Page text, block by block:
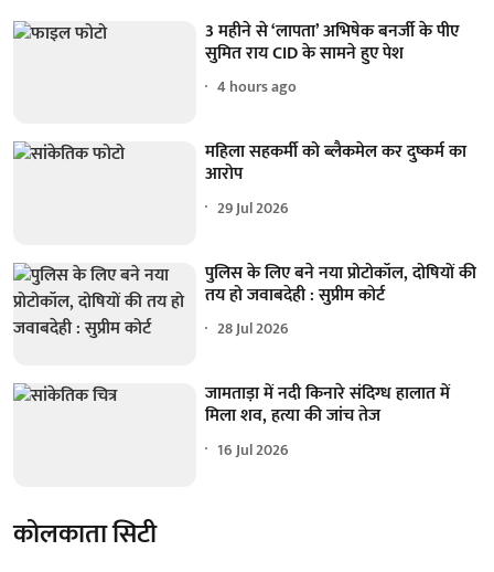
3 महीने से ‘लापता’ अभिषेक बनर्जी के पीए
सुमित राय CID के सामने हुए पेश
4 hours ago
महिला सहकर्मी को ब्लैकमेल कर दुष्कर्म का
आरोप
29 Jul 2026
पुलिस के लिए बने नया प्रोटोकॉल, दोषियों की
तय हो जवाबदेही : सुप्रीम कोर्ट
28 Jul 2026
जामताड़ा में नदी किनारे संदिग्ध हालात में
मिला शव, हत्या की जांच तेज
16 Jul 2026
कोलकाता सिटी